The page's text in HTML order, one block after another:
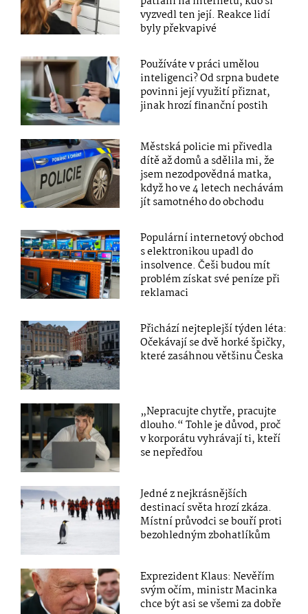
vyzvedl ten její. Reakce lidí
byly překvapivé
Používáte v práci umělou
inteligenci? Od srpna budete
povinni její využití přiznat,
jinak hrozí finanční postih
Městská policie mi přivedla
dítě až domů a sdělila mi, že
jsem nezodpovědná matka,
když ho ve 4 letech nechávám
jít samotného do obchodu
Populární internetový obchod
s elektronikou upadl do
insolvence. Češi budou mít
problém získat své peníze při
reklamaci
Přichází nejteplejší týden léta:
Očekávají se dvě horké špičky,
které zasáhnou většinu Česka
„Nepracujte chytře, pracujte
dlouho.“ Tohle je důvod, proč
v korporátu vyhrávají ti, kteří
se nepředřou
Jedné z nejkrásnějších
destinací světa hrozí zkáza.
Místní průvodci se bouří proti
bezohledným zbohatlíkům
Exprezident Klaus: Nevěřím
svým očím, ministr Macinka
chce být asi se všemi za dobře